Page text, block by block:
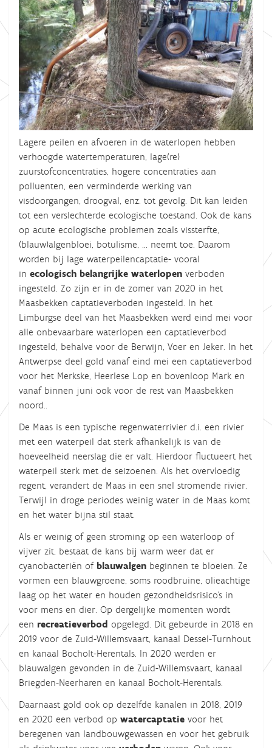
Lagere peilen en afvoeren in de waterlopen hebben
verhoogde watertemperaturen, lage(re)
zuurstofconcentraties, hogere concentraties aan
polluenten, een verminderde werking van
visdoorgangen, droogval, enz. tot gevolg. Dit kan leiden
tot een verslechterde ecologische toestand. Ook de kans
op acute ecologische problemen zoals vissterfte,
(blauw)algenbloei, botulisme, ... neemt toe. Daarom
worden bij lage waterpeilencaptatie- vooral
in ecologisch belangrijke waterlopen verboden
ingesteld. Zo zijn er in de zomer van 2020 in het
Maasbekken captatieverboden ingesteld. In het
Limburgse deel van het Maasbekken werd eind mei voor
alle onbevaarbare waterlopen een captatieverbod
ingesteld, behalve voor de Berwijn, Voer en Jeker. In het
Antwerpse deel gold vanaf eind mei een captatieverbod
voor het Merkske, Heerlese Lop en bovenloop Mark en
vanaf binnen juni ook voor de rest van Maasbekken
noord..
De Maas is een typische regenwaterrivier d.i. een rivier
met een waterpeil dat sterk afhankelijk is van de
hoeveelheid neerslag die er valt. Hierdoor fluctueert het
waterpeil sterk met de seizoenen. Als het overvloedig
regent, verandert de Maas in een snel stromende rivier.
Terwijl in droge periodes weinig water in de Maas komt
en het water bijna stil staat.
Als er weinig of geen stroming op een waterloop of
vijver zit, bestaat de kans bij warm weer dat er
cyanobacteriën of blauwalgen beginnen te bloeien. Ze
vormen een blauwgroene, soms roodbruine, olieachtige
laag op het water en houden gezondheidsrisico's in
voor mens en dier. Op dergelijke momenten wordt
een recreatieverbod opgelegd. Dit gebeurde in 2018 en
2019 voor de Zuid-Willemsvaart, kanaal Dessel-Turnhout
en kanaal Bocholt-Herentals. In 2020 werden er
blauwalgen gevonden in de Zuid-Willemsvaart, kanaal
Briegden-Neerharen en kanaal Bocholt-Herentals.
Daarnaast gold ook op dezelfde kanalen in 2018, 2019
en 2020 een verbod op watercaptatie voor het
beregenen van landbouwgewassen en voor het gebruik